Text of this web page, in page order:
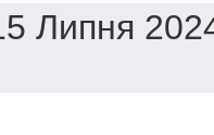
Липня